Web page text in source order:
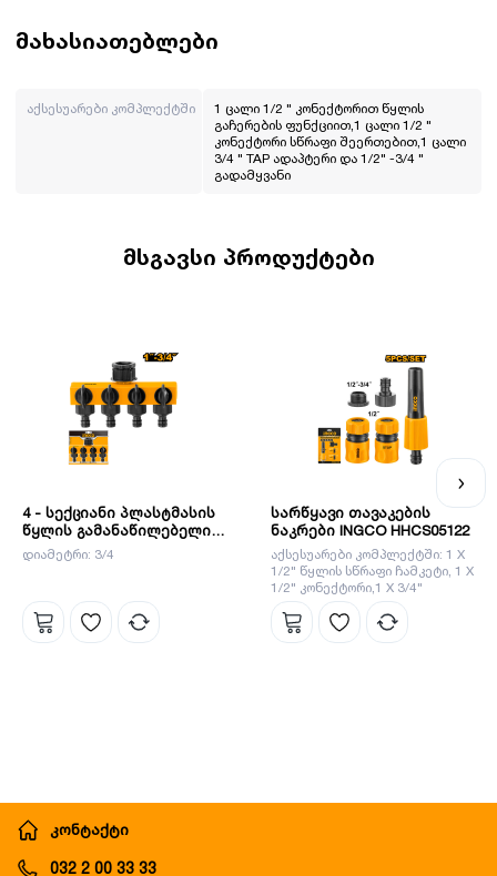
1 ცალი 1/2 " კონექტორი სწრაფი შეერთებით;
1 ცალი 3/4 " TAP ადაპტერი;
ინგკო არის ჩინური ბრენდი, რომელიც მრავალი წელია
ოპერირებს მსოფლიო ბაზარზე. მისი მისიაა გახადოს
პროფესიონალური ხელსაწყოები ყველასთვის
ეფექტიანად ასრულებს ნებისმიერ სამუშაოს. ინგკოს
გუნდს მიაჩნია, რომ ყველაზე მნიშვნელოვანია დეტალები,
მახასიათებლები
აქსესუარები კომპლექტში
1 ცალი 1/2 " კონექტორით წყლის
გაჩერების ფუნქციით,1 ცალი 1/2 "
კონექტორი სწრაფი შეერთებით,1 ცალი
3/4 " TAP ადაპტერი და 1/2" -3/4 "
გადამყვანი
მსგავსი პროდუქტები
4 - სექციანი პლასტმასის
წყლის გამანაწილებელი,
გადამყვანით 1"-3/4"
(HHC1402) INGCO
დიამეტრი: 3/4
სარწყავი თავაკების
ნაკრები INGCO HHCS05122
აქსესუარები კომპლექტში: 1 X
1/2" წყლის სწრაფი ჩამკეტი, 1 X
1/2" კონექტორი,1 X 3/4"
ადაპტერი, 1/2"-3/4"
განმზავებელი, 1 X 5" საქშენი
კონტაქტი
032 2 00 33 33